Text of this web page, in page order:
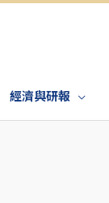
經濟與研報